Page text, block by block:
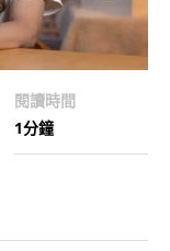
閱讀時間
1分鐘